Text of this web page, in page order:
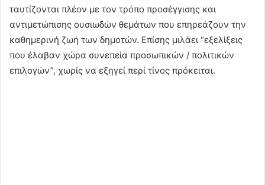
ταυτίζονται πλέον με τον τρόπο προσέγγισης και
αντιμετώπισης ουσιωδών θεμάτων που επηρεάζουν την
καθημερινή ζωή των δημοτών. Επίσης μιλάει “εξελίξεις
που έλαβαν χώρα συνεπεία προσωπικών / πολιτικών
επιλογών”, χωρίς να εξηγεί περί τίνος πρόκειται.